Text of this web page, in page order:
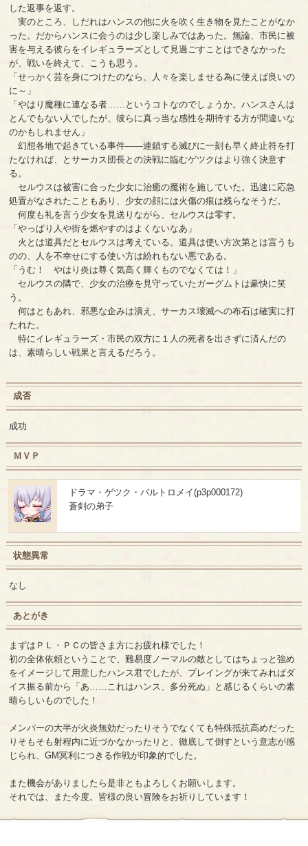
した返事を返す。
実のところ、しだれはハンスの他に火を吹く生き物を見たことがなか
った。だからハンスに会うのは少し楽しみではあった。無論、市民に被
害を与える彼らをイレギュラーズとして見過ごすことはできなかった
が、戦いを終えて、こうも思う。
「せっかく芸を身につけたのなら、人々を楽しませる為に使えば良いの
に～」
「やはり魔種に連なる者……というコトなのでしょうか。ハンスさんは
とんでもない人でしたが、彼らに真っ当な感性を期待する方が間違いな
のかもしれません」
幻想各地で起きている事件――連鎖する滅びに一刻も早く終止符を打
たなければ、とサーカス団長との決戦に臨むゲツクはより強く決意す
る。
セルウスは被害に合った少女に治癒の魔術を施していた。迅速に応急
処置がなされたこともあり、少女の顔には火傷の痕は残らなそうだ。
何度も礼を言う少女を見送りながら、セルウスは零す。
「やっぱり人や街を燃やすのはよくないなあ」
火とは道具だとセルウスは考えている。道具は使い方次第とは言うも
のの、人を不幸せにする使い方は紛れもない悪である。
「うむ！ やはり炎は尊く気高く輝くものでなくては！」
セルウスの隣で、少女の治療を見守っていたガーグムトは豪快に笑
う。
何はともあれ、邪悪な企みは潰え、サーカス壊滅への布石は確実に打
たれた。
特にイレギュラーズ・市民の双方に１人の死者を出さずに済んだの
は、素晴らしい戦果と言えるだろう。
成否
成功
ＭＶＰ
ドラマ・ゲツク・バルトロメイ(p3p000172)
蒼剣の弟子
状態異常
なし
あとがき
まずはＰＬ・ＰＣの皆さま方にお疲れ様でした！
初の全体依頼ということで、難易度ノーマルの敵としてはちょっと強め
をイメージして用意したハンス君でしたが、プレイングが来てみればダ
イス振る前から「あ……これはハンス、多分死ぬ」と感じるくらいの素
晴らしいものでした！
メンバーの大半が火炎無効だったりそうでなくても特殊抵抗高めだった
りそもそも射程内に近づかなかったりと、徹底して倒すという意志が感
じられ、GM冥利につきる作戦が印象的でした。
また機会がありましたら是非ともよろしくお願いします。
それでは、また今度。皆様の良い冒険をお祈りしています！